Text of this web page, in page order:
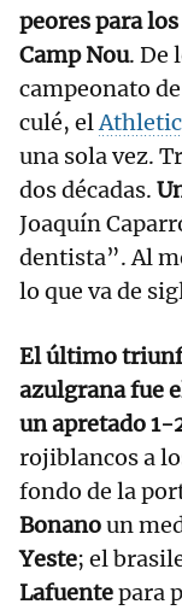
peores para
Camp Nou. De
campeonato
culé, elAthletic
una sola vez.
dos décadas.
Joaquín
dentista”. Al
lo que va de
El último
azulgrana fue
un apretado 1-
rojiblancos a
fondo de la
Bonanoun
Yeste; el
Lafuentepara